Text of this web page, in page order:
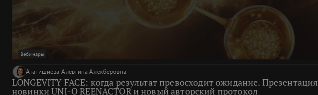
Вебинары
Атагишиева Алевтина Алекберовна
LONGEVITY FACE: когда результат превосходит ожидание. Презентация
новинки UNI-Q REENACTOR и новый авторский протокол